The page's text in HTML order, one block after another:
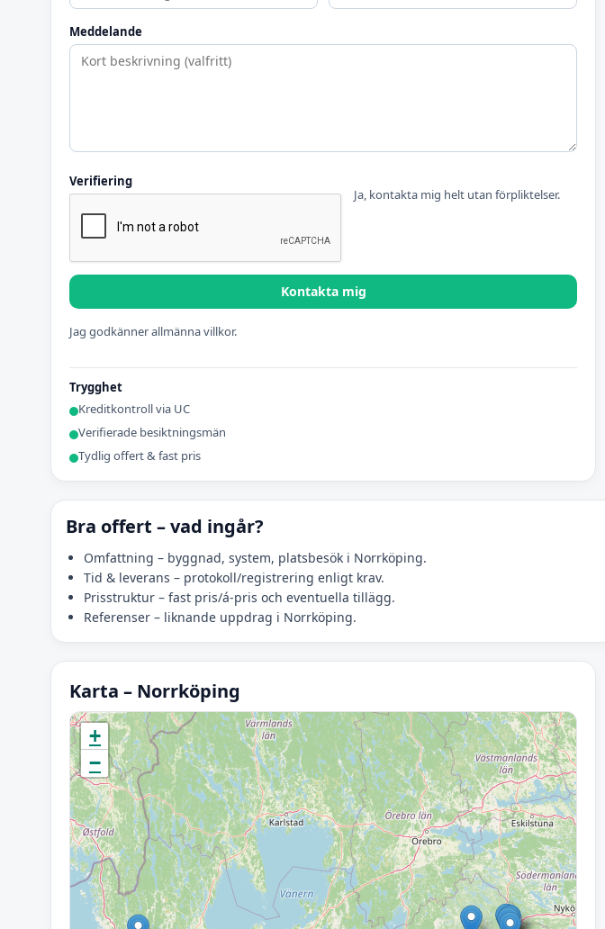
Meddelande
Verifiering
Ja, kontakta mig helt utan förpliktelser.
Kontakta mig
Jag godkänner allmänna villkor.
Trygghet
Kreditkontroll via UC
Verifierade besiktningsmän
Tydlig offert & fast pris
Bra offert – vad ingår?
Omfattning – byggnad, system, platsbesök i Norrköping.
Tid & leverans – protokoll/registrering enligt krav.
Prisstruktur – fast pris/á-pris och eventuella tillägg.
Referenser – liknande uppdrag i Norrköping.
Karta – Norrköping
Initierar karta…
+
−